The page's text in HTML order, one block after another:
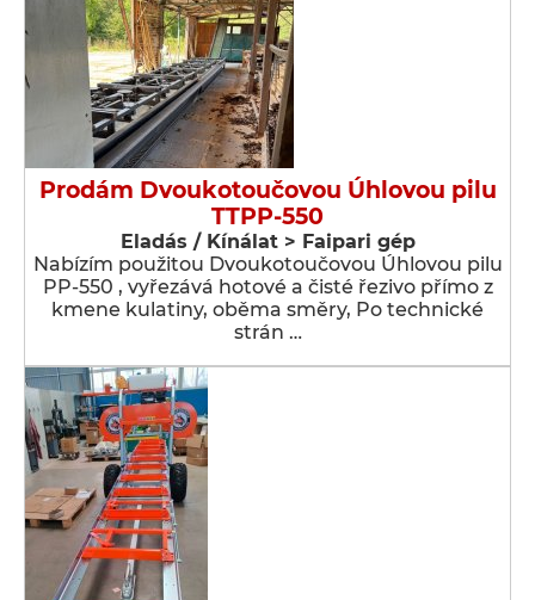
Prodám Dvoukotoučovou Úhlovou pilu
TTPP-550
Eladás / Kínálat > Faipari gép
Nabízím použitou Dvoukotoučovou Úhlovou pilu
PP-550 , vyřezává hotové a čisté řezivo přímo z
kmene kulatiny, oběma směry, Po technické
strán …